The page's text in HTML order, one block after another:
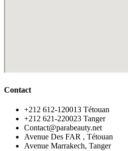
Contact
‪+212 612-120013 Tétouan
‪+212 621-220023 Tanger
Contact@parabeauty.net
Avenue Des FAR , Tétouan
Avenue Marrakech, Tanger